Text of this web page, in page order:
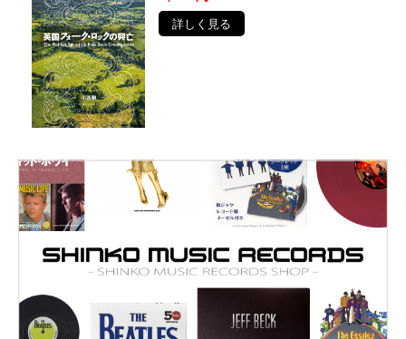
詳しく見る